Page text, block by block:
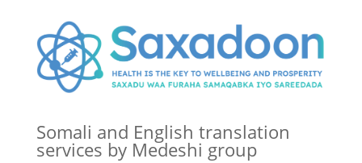
Somali and English translation
services by Medeshi group